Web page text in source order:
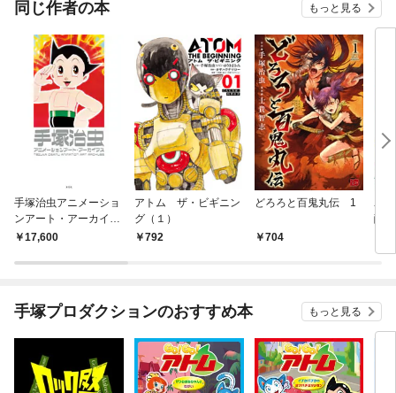
同じ作者の本 もっと見る
手塚治虫アニメーショ
ンアート・アーカイブ
ス17,600
アトム ザ・ビギニン
グ（１）
792
どろろと百鬼丸伝 1
704
ユ
醒
手塚プロダクションのおすすめ本 もっと見る